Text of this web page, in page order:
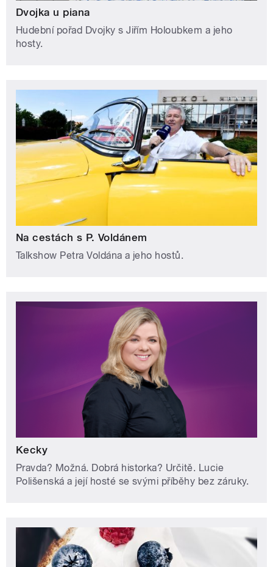
Dvojka u piana
Hudební pořad Dvojky s Jiřím Holoubkem a jeho
hosty.
Na cestách s P. Voldánem
Talkshow Petra Voldána a jeho hostů.
Kecky
Pravda? Možná. Dobrá historka? Určitě. Lucie
Polišenská a její hosté se svými příběhy bez záruky.